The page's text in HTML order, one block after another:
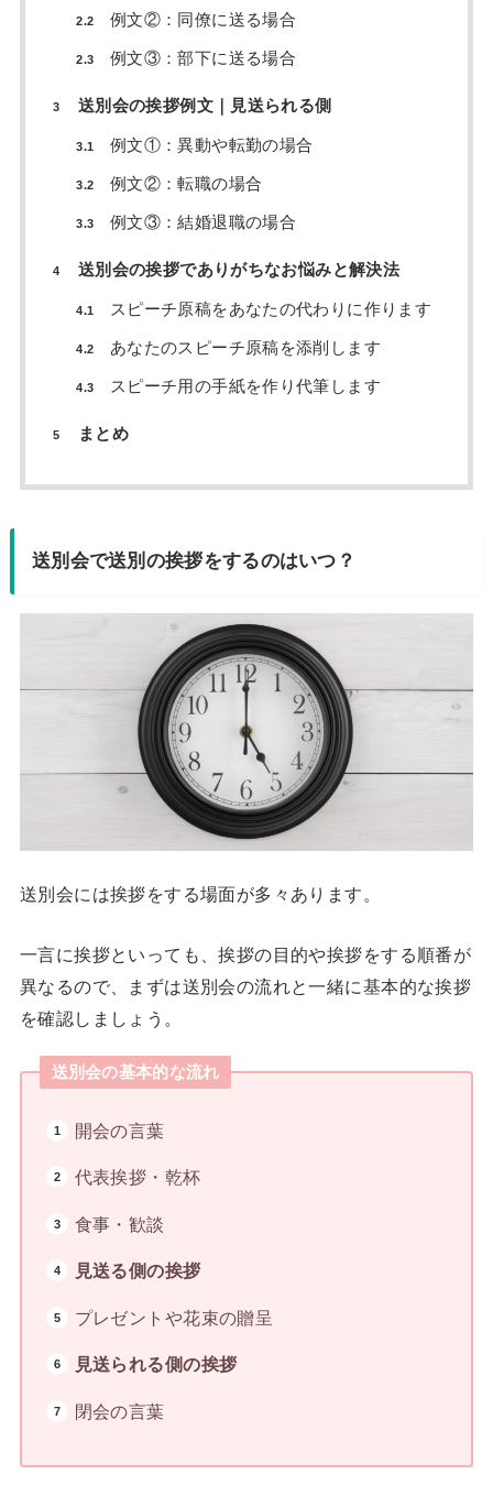
2.2 例文②：同僚に送る場合
2.3 例文③：部下に送る場合
3 送別会の挨拶例文｜見送られる側
3.1 例文①：異動や転勤の場合
3.2 例文②：転職の場合
3.3 例文③：結婚退職の場合
4 送別会の挨拶でありがちなお悩みと解決法
4.1 スピーチ原稿をあなたの代わりに作ります
4.2 あなたのスピーチ原稿を添削します
4.3 スピーチ用の手紙を作り代筆します
5 まとめ
送別会で送別の挨拶をするのはいつ？
送別会には挨拶をする場面が多々あります。
一言に挨拶といっても、挨拶の目的や挨拶をする順番が
異なるので、まずは送別会の流れと一緒に基本的な挨拶
を確認しましょう。
送別会の基本的な流れ
開会の言葉
代表挨拶・乾杯
食事・歓談
見送る側の挨拶
プレゼントや花束の贈呈
見送られる側の挨拶
閉会の言葉